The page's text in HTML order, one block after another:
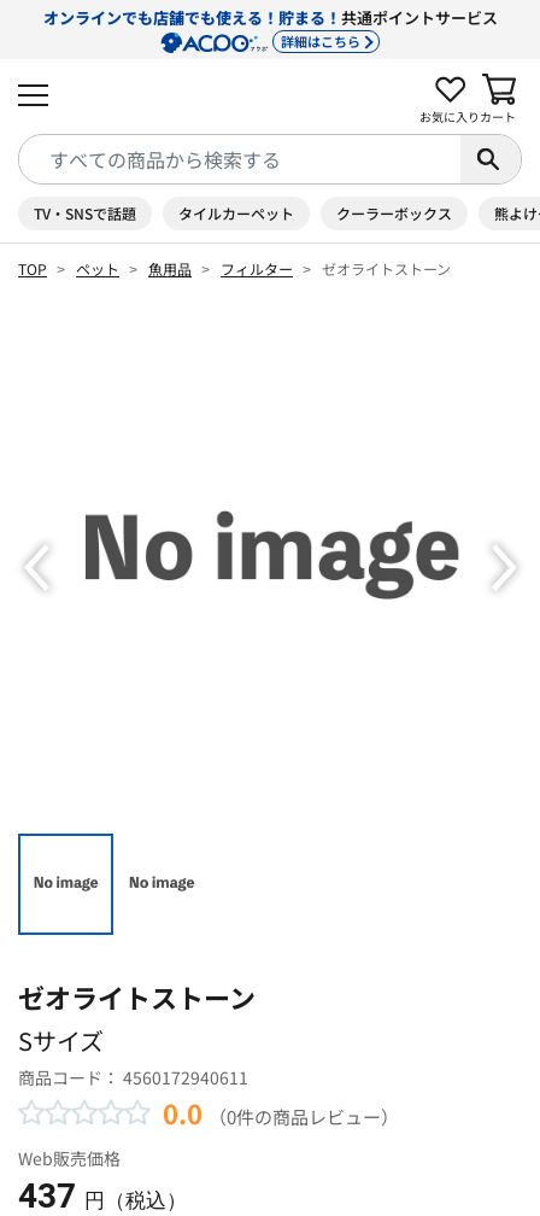
オンラインでも店舗でも使える！貯まる！ 共通ポイントサービス
詳細はこちら
お気に入り カート
TV・SNSで話題 タイルカーペット クーラーボックス 熊よ
TOP ペット 魚用品 フィルター ゼオライトストーン
ゼオライトストーン
Sサイズ
商品コード： 4560172940611
0.0 （0件の商品レビュー）
Web販売価格
437 円（税込）